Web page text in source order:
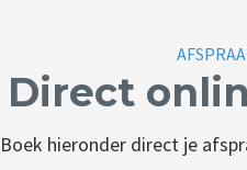
Direct
Boek hieronder direct je